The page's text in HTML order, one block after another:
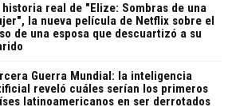
historia real de "Elize: Sombras de una
la nueva película de Netflix sobre el
de una esposa que descuartizó a su
Guerra Mundial: la inteligencia
reveló cuáles serían los primeros
latinoamericanos en ser derrotados